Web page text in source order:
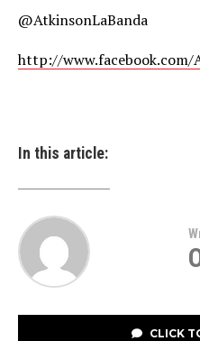
@AtkinsonLaBanda
http://www.facebook.com/
In this article:
CLICK